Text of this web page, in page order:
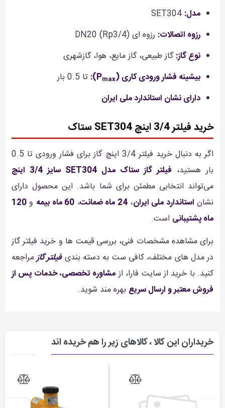
مدل:
رزوه اتصالات: رزوه ای DN20 (Rp3/4)
نوع گاز:گاز طبیعی، گاز مایع، هوا، گازشهری
بیشینه فشار ورودی کاری (Pmax
): تا 0.5 بار
دارای نشان استاندارد ملی ایران
خرید فیلتر 3/4 اینچ SET304 ستاک
اگر به دنبال خرید فیلتر 3/4 اینچ گاز برای فشار ورودی تا 0.5
بار هستید، فیلتر گاز ستاک مدل SET304 سایز 3/4 اینچ
می‌تواند انتخابی مطمئن برای شما باشد. این محصول دارای
نشان استاندارد ملی ایران،24 ماه ضمانت ، 60 ماه بیمه و120
ماه پشتیبانی است.
برای مشاهده مشخصات فنی، بررسی قیمت ها و خرید فیلتر گاز
در مدل های مختلف، کافی ست به دسته بندیفیلتر گازمراجعه
کنید. با خرید از سایت فارا، ازمشاوره تخصصی، خدمات پس از
فروش معتبر و ارسال سریع بهره مند شوید.
خریداران این کالا ، کالاهای زیر را هم خریده اند